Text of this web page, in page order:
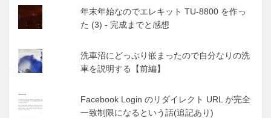
年末年始なのでエレキット TU-8800 を作っ
た (3) - 完成までと感想
洗車沼にどっぷり嵌まったので自分なりの洗
車を説明する【前編】
Facebook Login のリダイレクト URL が完全
一致制限になるという話(追記あり)